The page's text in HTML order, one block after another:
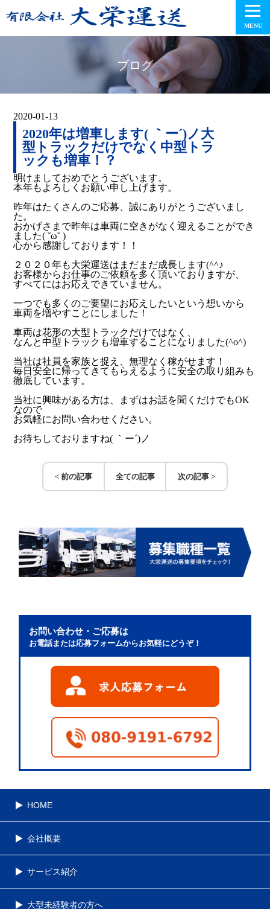
MENU
ブログ
2020-01-13
2020年は増車します( ｀ー´)ノ大
型トラックだけでなく中型トラ
ックも増車！？
明けましておめでとうございます。
本年もよろしくお願い申し上げます。
昨年はたくさんのご応募、誠にありがとうございまし
た。
おかげさまで昨年は車両に空きがなく迎えることができ
ました( ˘ω˘ )
心から感謝しております！！
２０２０年も大栄運送はまだまだ成長します(^^♪
お客様からお仕事のご依頼を多く頂いておりますが、
すべてにはお応えできていません。
一つでも多くのご要望にお応えしたいという想いから
車両を増やすことにしました！
車両は花形の大型トラックだけではなく、
なんと中型トラックも増車することになりました(^o^)
当社は社員を家族と捉え、無理なく稼がせます！
毎日安全に帰ってきてもらえるように安全の取り組みも
徹底しています。
当社に興味がある方は、まずはお話を聞くだけでもOK
なので
お気軽にお問い合わせください。
お待ちしておりますね( ｀ー´)ノ
< 前の記事 全ての記事 次の記事 >
お問い合わせ・ご応募は
お電話または応募フォームからお気軽にどうぞ！
HOME
会社概要
サービス紹介
大型未経験者の方へ